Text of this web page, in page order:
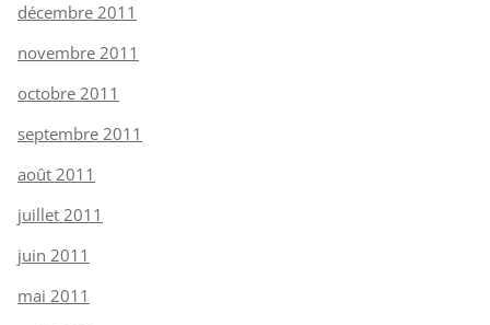
décembre 2011
novembre 2011
octobre 2011
septembre 2011
août 2011
juillet 2011
juin 2011
mai 2011